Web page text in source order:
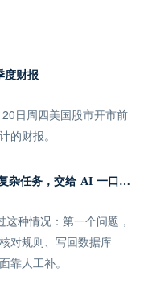
度财报
日周四美国股市开市前
的财报。
极光旗下 GPTBots.ai 上新 LoopAgent：复杂任务，交给 AI 一口气跑完
种情况：第一个问题，
对规则、写回数据库
人工补。